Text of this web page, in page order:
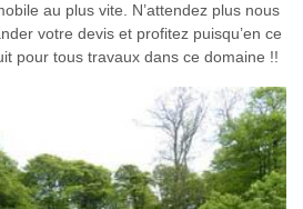
au plus vite. N’attendez plus nous
votre devis et profitez puisqu’en ce
pour tous travaux dans ce domaine !!